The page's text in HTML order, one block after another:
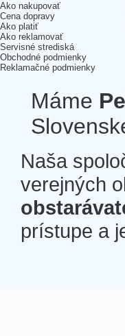
Ako nakupovať
Cena dopravy
Ako platiť
Ako reklamovať
Servisné strediská
Obchodné podmienky
Reklamačné podmienky
Máme
Naša
verejných
prístupe a